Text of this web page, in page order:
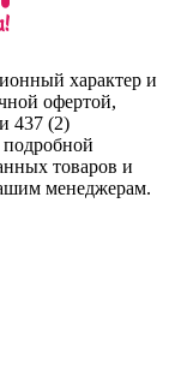
характер и
офертой,
437 (2)
товаров и
менеджерам.